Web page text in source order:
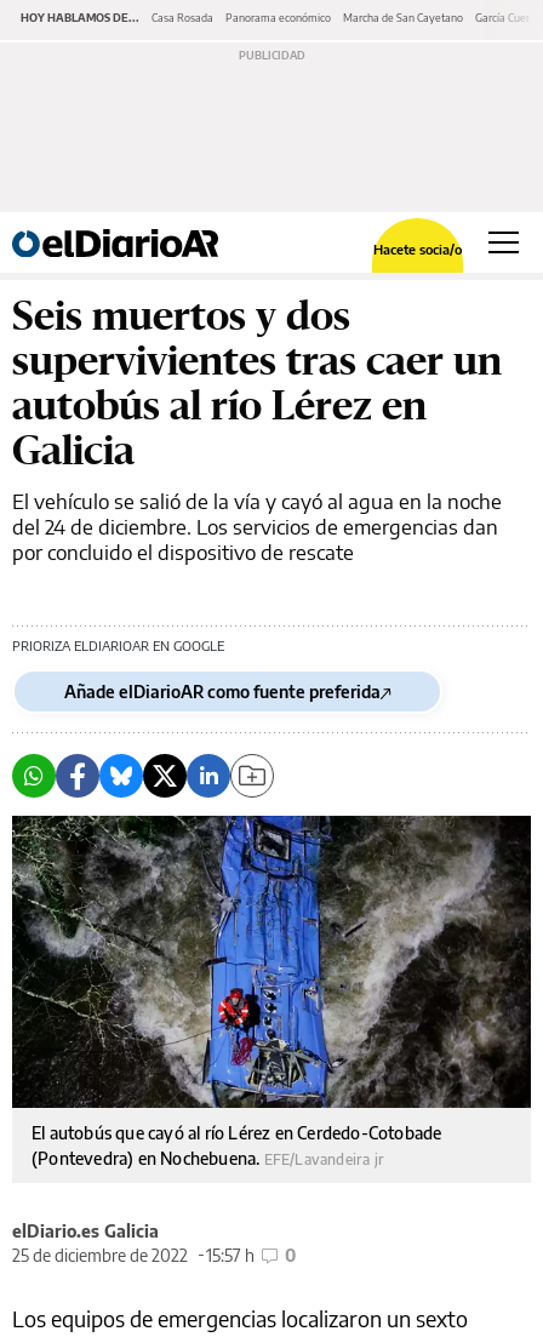
HOY HABLAMOS DE... Casa Rosada Panorama económico Marcha de San Cayetano García Cuerva
Hacete socia/o
Seis muertos y dos
supervivientes tras caer un
autobús al río Lérez en
Galicia
El vehículo se salió de la vía y cayó al agua en la noche
del 24 de diciembre. Los servicios de emergencias dan
por concluido el dispositivo de rescate
PRIORIZA ELDIARIOAR EN GOOGLE
Añade elDiarioAR como fuente preferida
El autobús que cayó al río Lérez en Cerdedo-Cotobade
(Pontevedra) en Nochebuena. EFE/Lavandeira jr
elDiario.es Galicia
25 de diciembre de 2022
15:57 h 0
Los equipos de emergencias localizaron un sexto